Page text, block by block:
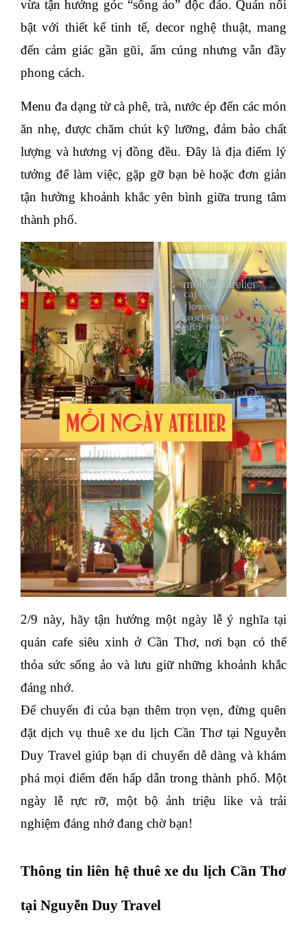
vừa tận hưởng góc “sống ảo” độc đáo. Quán nổi
bật với thiết kế tinh tế, decor nghệ thuật, mang
đến cảm giác gần gũi, ấm cúng nhưng vẫn đầy
phong cách.
Menu đa dạng từ cà phê, trà, nước ép đến các món
ăn nhẹ, được chăm chút kỹ lưỡng, đảm bảo chất
lượng và hương vị đồng đều. Đây là địa điểm lý
tưởng để làm việc, gặp gỡ bạn bè hoặc đơn giản
tận hưởng khoảnh khắc yên bình giữa trung tâm
thành phố.
2/9 này, hãy tận hưởng một ngày lễ ý nghĩa tại
quán cafe siêu xinh ở Cần Thơ, nơi bạn có thể
thỏa sức sống ảo và lưu giữ những khoảnh khắc
đáng nhớ.
Để chuyến đi của bạn thêm trọn vẹn, đừng quên
đặt dịch vụ thuê xe du lịch Cần Thơ tại Nguyễn
Duy Travel giúp bạn di chuyển dễ dàng và khám
phá mọi điểm đến hấp dẫn trong thành phố. Một
ngày lễ rực rỡ, một bộ ảnh triệu like và trải
nghiệm đáng nhớ đang chờ bạn!
Thông tin liên hệ thuê xe du lịch Cần Thơ
tại Nguyễn Duy Travel